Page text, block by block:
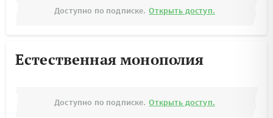
Доступно по подписке. Открыть доступ.
Естественная монополия
Доступно по подписке. Открыть доступ.